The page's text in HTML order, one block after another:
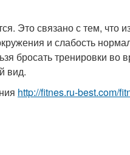
Это связано с тем, что
и слабость
бросать тренировки во
вид.
http://fitnes.ru-best.com/